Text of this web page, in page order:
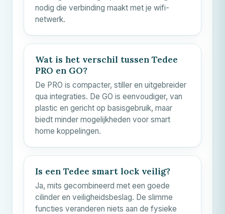
nodig die verbinding maakt met je wifi-
netwerk.
Wat is het verschil tussen Tedee
PRO en GO?
De PRO is compacter, stiller en uitgebreider
qua integraties. De GO is eenvoudiger, van
plastic en gericht op basisgebruik, maar
biedt minder mogelijkheden voor smart
home koppelingen.
Is een Tedee smart lock veilig?
Ja, mits gecombineerd met een goede
cilinder en veiligheidsbeslag. De slimme
functies veranderen niets aan de fysieke